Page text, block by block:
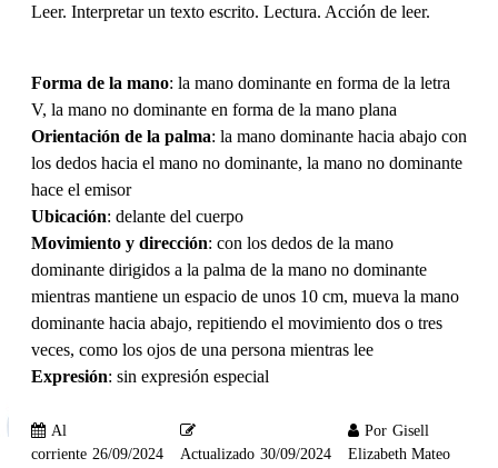
Leer. Interpretar un texto escrito. Lectura. Acción de leer.
Forma de la mano: la mano dominante en forma de la letra
V, la mano no dominante en forma de la mano plana
Orientación de la palma: la mano dominante hacia abajo con
los dedos hacia el mano no dominante, la mano no dominante
hace el emisor
Ubicación: delante del cuerpo
Movimiento y dirección: con los dedos de la mano
dominante dirigidos a la palma de la mano no dominante
mientras mantiene un espacio de unos 10 cm, mueva la mano
dominante hacia abajo, repitiendo el movimiento dos o tres
veces, como los ojos de una persona mientras lee
Expresión: sin expresión especial
Al
corriente 26/09/2024 Actualizado 30/09/2024
Por Gisell
Elizabeth Mateo